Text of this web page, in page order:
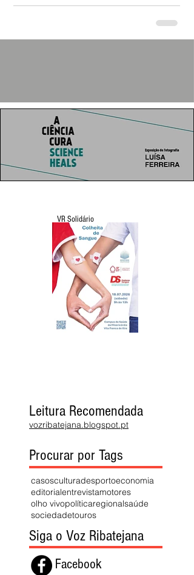
VR Solidário
Leitura Recomendada
vozribatejana.blogspot.pt
Procurar por Tags
casosculturadesportoeconomia
editorialentrevistamotores
olho vivopolíticaregionalsaúde
sociedadetouros
Siga o Voz Ribatejana
Facebook